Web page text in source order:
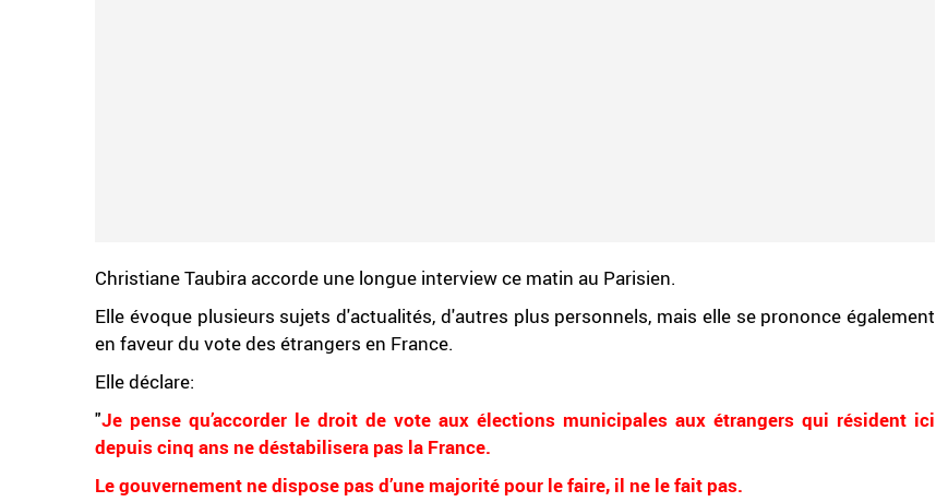
Christiane Taubira accorde une longue interview ce matin au Parisien.
Elle évoque plusieurs sujets d'actualités, d'autres plus personnels, mais elle se prononce également
en faveur du vote des étrangers en France.
Elle déclare:
"Je pense qu’accorder le droit de vote aux élections municipales aux étrangers qui résident ici
depuis cinq ans ne déstabilisera pas la France.
Le gouvernement ne dispose pas d’une majorité pour le faire, il ne le fait pas.